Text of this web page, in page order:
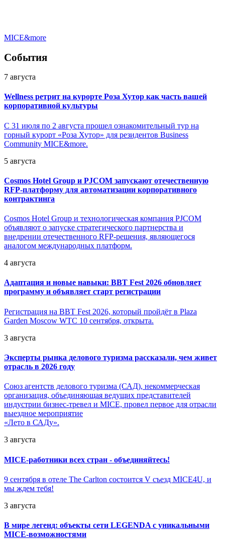
MICE&more
События
7 августа
Wellness ретрит на курорте Роза Хутор как часть вашей
корпоративной культуры
С 31 июля по 2 августа прошел ознакомительный тур на
горный курорт «Роза Хутор» для резидентов Business
Community MICE&more.
5 августа
Cosmos Hotel Group и PJCOM запускают отечественную
RFP-платформу для автоматизации корпоративного
контрактинга
Cosmos Hotel Group и технологическая компания PJCOM
объявляют о запуске стратегического партнерства и
внедрении отечественного RFP-решения, являющегося
аналогом международных платформ.
4 августа
Адаптация и новые навыки: BBT Fest 2026 обновляет
программу и объявляет старт регистрации
Регистрация на BBT Fest 2026, который пройдёт в Plaza
Garden Moscow WTC 10 сентября, открыта.
3 августа
Эксперты рынка делового туризма рассказали, чем живет
отрасль в 2026 году
Союз агентств делового туризма (САД), некоммерческая
организация, объединяющая ведущих представителей
индустрии бизнес-тревел и MICE, провел первое для отрасли
выездное мероприятие
«Лето в САДу».
3 августа
MICE-работники всех стран - объединяйтесь!
9 сентября в отеле The Carlton состоится V съезд MICE4U, и
мы ждем тебя!
3 августа
В мире легенд: объекты сети LEGENDA с уникальными
MICE-возможностями